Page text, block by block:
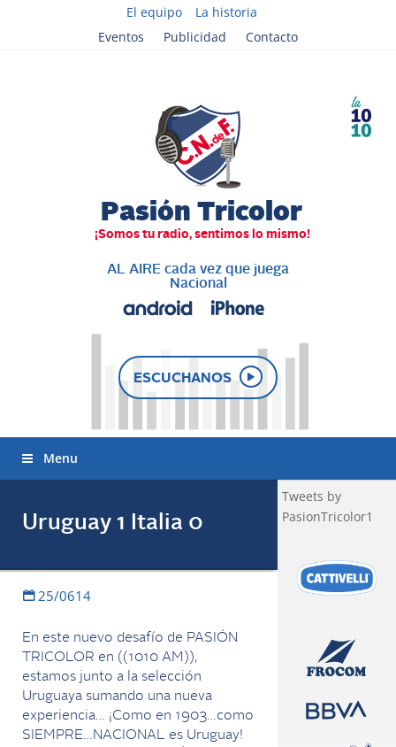
El equipo
La historia
Eventos
Publicidad Contacto
AL AIRE cada vez que juega
Nacional
ESCUCHANOS
Menu
Uruguay 1 Italia 0
25/0614
En este nuevo desafío de PASIÓN
TRICOLOR en ((1010 AM)),
estamos junto a la selección
Uruguaya sumando una nueva
experiencia… ¡Como en 1903…como
SIEMPRE…NACIONAL es Uruguay!
Tweets by
PasionTricolor1